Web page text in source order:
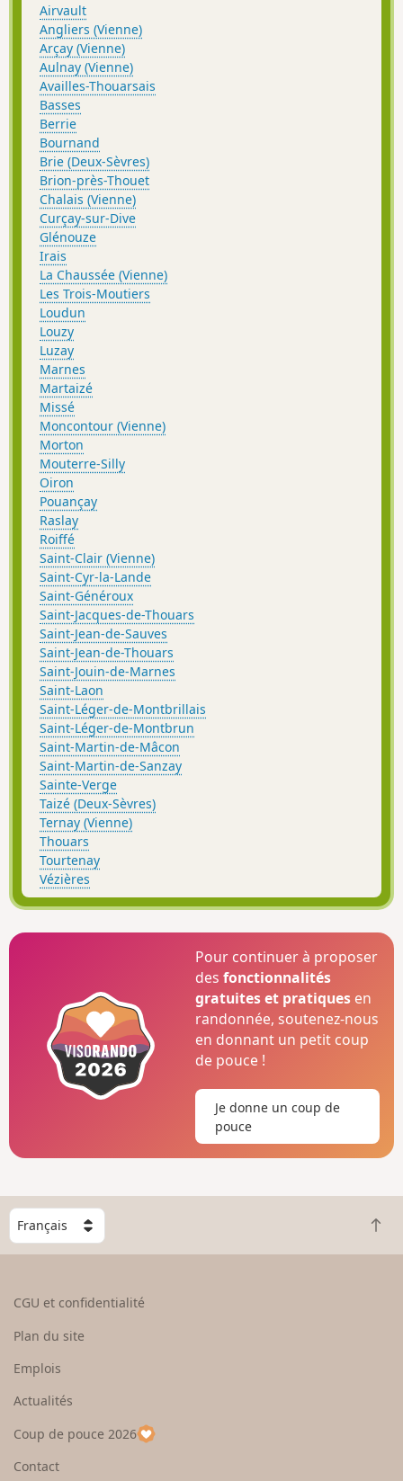
Airvault
Angliers (Vienne)
Arçay (Vienne)
Aulnay (Vienne)
Availles-Thouarsais
Basses
Berrie
Bournand
Brie (Deux-Sèvres)
Brion-près-Thouet
Chalais (Vienne)
Curçay-sur-Dive
Glénouze
Irais
La Chaussée (Vienne)
Les Trois-Moutiers
Loudun
Louzy
Luzay
Marnes
Martaizé
Missé
Moncontour (Vienne)
Morton
Mouterre-Silly
Oiron
Pouançay
Raslay
Roiffé
Saint-Clair (Vienne)
Saint-Cyr-la-Lande
Saint-Généroux
Saint-Jacques-de-Thouars
Saint-Jean-de-Sauves
Saint-Jean-de-Thouars
Saint-Jouin-de-Marnes
Saint-Laon
Saint-Léger-de-Montbrillais
Saint-Léger-de-Montbrun
Saint-Martin-de-Mâcon
Saint-Martin-de-Sanzay
Sainte-Verge
Taizé (Deux-Sèvres)
Ternay (Vienne)
Thouars
Tourtenay
Vézières
Pour continuer à proposer
desfonctionnalités
gratuites et pratiques en
randonnée, soutenez-nous
en donnant un petit coup
de pouce !
Je donne un coup de
pouce
C
o
e
u
p
a
R
e
CGU et confidentialité
Plan du site
Emplois
Actualités
Coup de pouce 2026
Contact